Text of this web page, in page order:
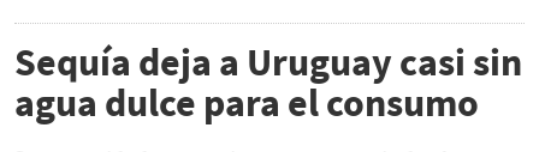
Sequía deja a Uruguay casi sin
agua dulce para el consumo